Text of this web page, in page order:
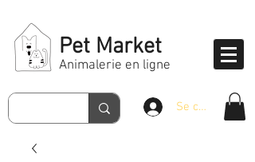
Pet Market
Animalerie en ligne
Se connecter